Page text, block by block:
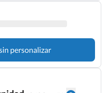
personalizar